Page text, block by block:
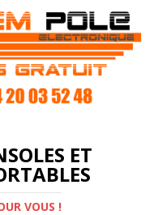
ET
VOUS !